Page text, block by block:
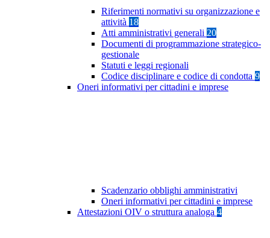
Riferimenti normativi su organizzazione e
attività 18
Atti amministrativi generali 20
Documenti di programmazione strategico-
gestionale
Statuti e leggi regionali
Codice disciplinare e codice di condotta 9
Oneri informativi per cittadini e imprese
Scadenzario obblighi amministrativi
Oneri informativi per cittadini e imprese
Attestazioni OIV o struttura analoga 4